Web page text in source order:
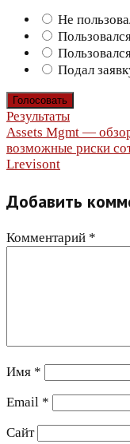
Не
Подал
Результаты
Навигация
по
записям
Assets Mgmt —
возможные риски
Lrevisont
Добавить
Комментарий *
Имя *
Email *
Сайт